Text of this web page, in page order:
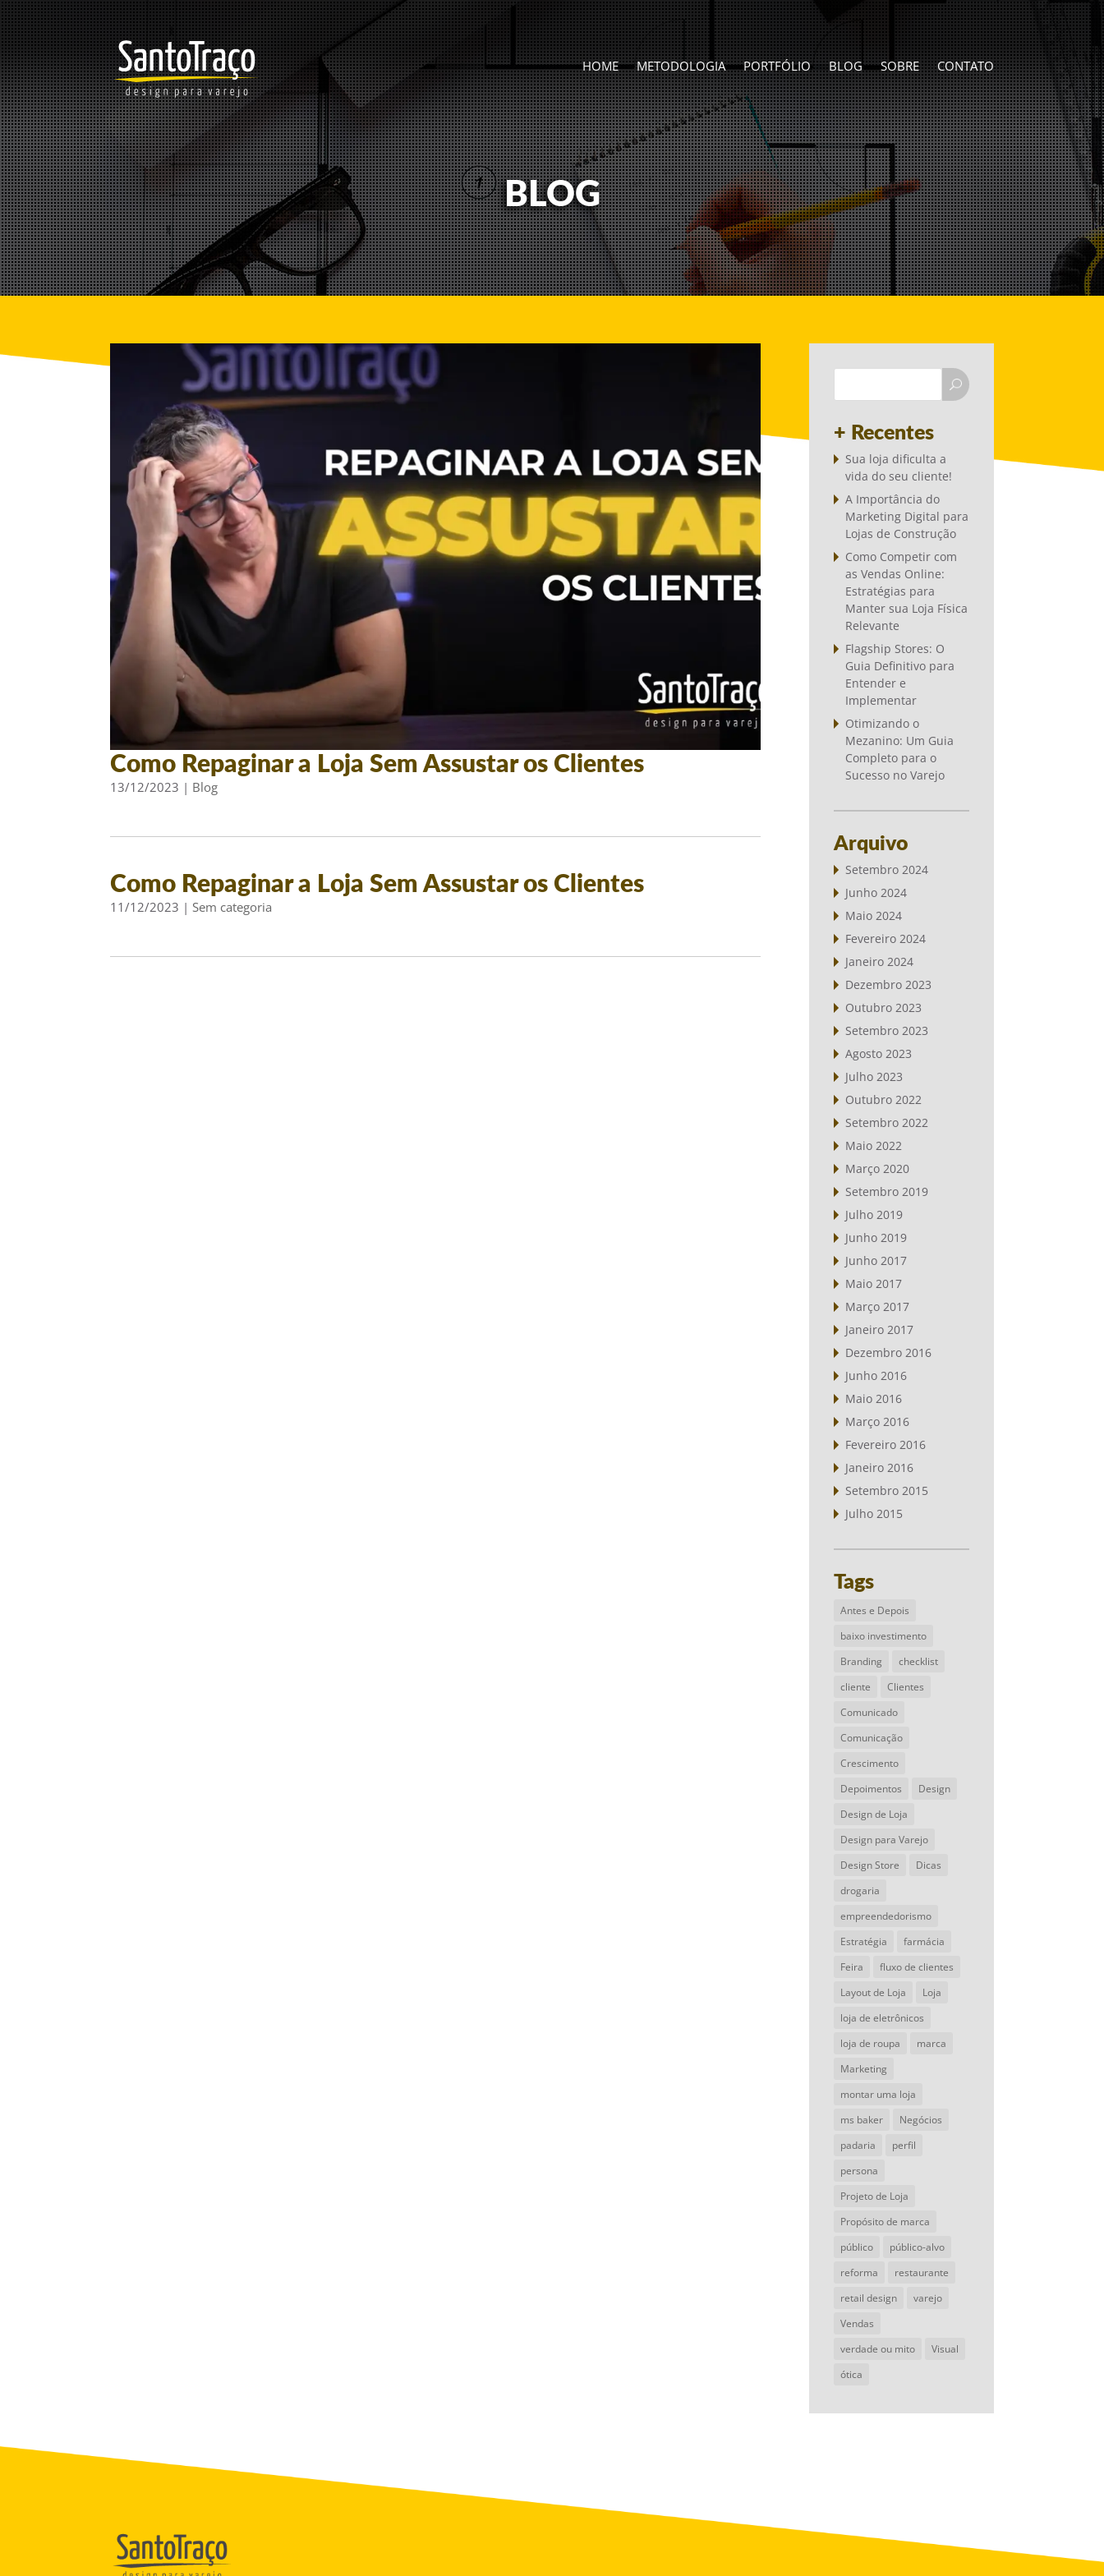
HOME METODOLOGIA PORTFÓLIO BLOG SOBRE CONTATO
BLOG
Como Repaginar a Loja Sem Assustar os Clientes
13/12/2023 | Blog
Como Repaginar a Loja Sem Assustar os Clientes
11/12/2023 |Sem categoria
+ Recentes
Sua loja dificulta a
vida do seu cliente!
A Importância do
Marketing Digital para
Lojas de Construção
Como Competir com
as Vendas Online:
Estratégias para
Manter sua Loja Física
Relevante
Flagship Stores: O
Guia Definitivo para
Entender e
Implementar
Otimizando o
Mezanino: Um Guia
Completo para o
Sucesso no Varejo
Arquivo
Setembro 2024
Junho 2024
Maio 2024
Fevereiro 2024
Janeiro 2024
Dezembro 2023
Outubro 2023
Setembro 2023
Agosto 2023
Julho 2023
Outubro 2022
Setembro 2022
Maio 2022
Março 2020
Setembro 2019
Julho 2019
Junho 2019
Junho 2017
Maio 2017
Março 2017
Janeiro 2017
Dezembro 2016
Junho 2016
Maio 2016
Março 2016
Fevereiro 2016
Janeiro 2016
Setembro 2015
Julho 2015
Tags
Antes e Depois
baixo investimento
Branding
checklist
cliente
Clientes
Comunicado
Comunicação
Crescimento
Depoimentos
Design
Design de Loja
Design para Varejo
Design Store
Dicas
drogaria
empreendedorismo
Estratégia
farmácia
Feira
fluxo de clientes
Layout de Loja
Loja
loja de eletrônicos
loja de roupa
marca
Marketing
montar uma loja
ms baker
Negócios
padaria
perfil
persona
Projeto de Loja
Propósito de marca
público
público-alvo
reforma
restaurante
retail design
varejo
Vendas
verdade ou mito
Visual
ótica